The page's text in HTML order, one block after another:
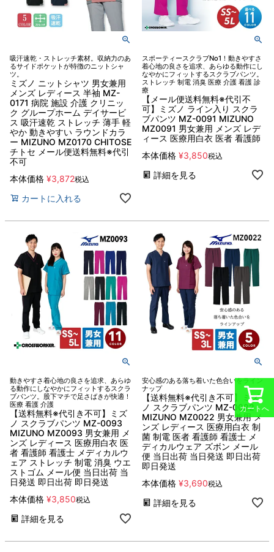
吸汗速乾・ストレッチ素材。収納力のあ
るサイドポケットが特徴のニットシャ
ツ。
ミズノ ニットシャツ 男女兼用
メンズ レディース 半袖 MZ-
0171 病院 施設 介護 クリニッ
ク グループホーム デイサービ
ス 吸汗速乾 ストレッチ 薄手 軽
やか 動きやすい ラウンドカラ
ー MIZUNO MZ0170 CHITOSE
チトセ メール便送料無料※代引
不可
本体価格 ¥3,872税込
カートに入れる
スポーティースクラブNo1！動きやすさ
着心地の良さを追求、あらゆる動作にし
なやかにフィットするスクラブパンツ。
ストレッチ 制電 消臭 医療 介護 看護 診
療
【メール便送料無料※代引不
可】ミズノ ライン入り スクラ
ブパンツ MZ-0091 MIZUNO
MZ0091 男女兼用 メンズ レデ
ィース 医療用白衣 医者 看護師
本体価格 ¥3,850税込
詳細を見る
動きやすさ着心地の良さを追求、あらゆ
る動作にしなやかにフィットするスクラ
ブパンツ。股下マチで足さばきが快適！
医療 看護 介護
【送料無料※代引き不可】ミズ
ノ スクラブパンツ MZ-0093
MIZUNO MZ0093 男女兼用 メ
ンズ レディース 医療用白衣 医
者 看護師 看護士 メディカルウ
ェア ストレッチ 制電 消臭 ウエ
ストゴム メール便 当日出荷 当
日発送 即日出荷 即日発送
本体価格 ¥3,850税込
詳細を見る
安心感のある落ち着いた色合いをライン
ナップ
【送料無料※代引き不可】ミズ
ノ スクラブパンツ MZ-0022
MIZUNO MZ0022 男女兼用 メ
ンズ レディース 医療用白衣 制
菌 制電 医者 看護師 看護士 メ
ディカルウェア ズボン メール
便 当日出荷 当日発送 即日出荷
即日発送
本体価格 ¥3,690税込
詳細を見る
カートへ